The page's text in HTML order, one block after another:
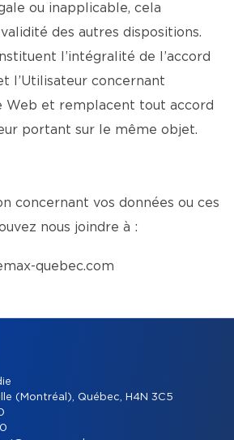
ou inapplicable, cela
des autres dispositions.
l’intégralité de l’accord
l’Utilisateur concernant
Web et remplacent tout accord
portant sur le même objet.
concernant vos données ou ces
nous joindre à :
quebec.com
(Montréal), Québec, H4N 3C5